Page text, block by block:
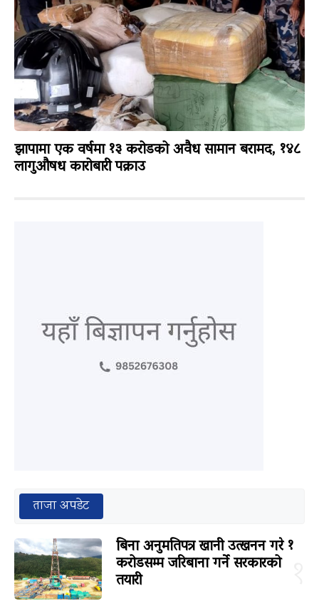
झापामा एक वर्षमा १३ करोडको अवैध सामान बरामद, १४८
लागुऔषध कारोबारी पक्राउ
ताजा अपडेट
बिना अनुमतिपत्र खानी उत्खनन गरे १
करोडसम्म जरिबाना गर्ने सरकारको
तयारी